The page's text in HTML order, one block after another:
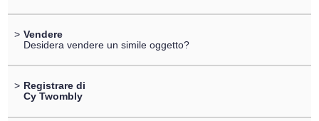
> Vendere
Desidera vendere un simile oggetto?
> Registrare di
Cy Twombly